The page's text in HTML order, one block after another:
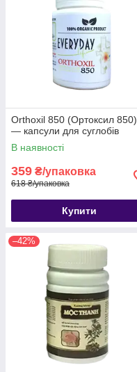
Orthoxil 850 (Ортоксил 850)
— капсули для суглобів
В наявності
359 ₴/упаковка
618 ₴/упаковка
Купити
–42%